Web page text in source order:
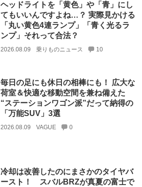
ヘッドライトを「黄色」や「青」にし
てもいいんですよね…？ 実際見かける
「丸い黄色4連ランプ」「青く光るラ
ンプ」それって合法？
2026.08.09 乗りものニュース 10
毎日の足にも休日の相棒にも！ 広大な
荷室＆快適な移動空間を兼ね備えた
“ステーションワゴン派”だって納得の
「万能SUV」3選
2026.08.09 VAGUE 0
冷却は改善したのにまさかのタイヤバ
ースト！ スバルBRZが真夏の富士で